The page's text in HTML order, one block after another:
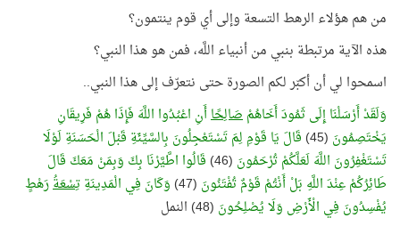
من هم هؤلاء الرهط التسعة وإلى أي قوم ينتمون؟
هذه الآية مرتبطة بنبي من أنبياء اللَّه، فمن هو هذا النبي؟
اسمحوا لي أن أكبّر لكم الصورة حتى نتعرّف إلى هذا النبي..
وَلَقَدْ أَرْسَلْنَا إِلَى ثَمُودَ أَخَاهُمْصَالِحًاأَنِ اعْبُدُوا اللَّهَ فَإِذَا هُمْ فَرِيقَانِ
يَخْتَصِمُونَ (45)
قَالَ يَا قَوْمِ لِمَ تَسْتَعْجِلُونَ بِالسَّيِّئَةِ قَبْلَ الْحَسَنَةِ لَوْلَا
تَسْتَغْفِرُونَ اللَّهَ لَعَلَّكُمْ تُرْحَمُونَ (46)
قَالُوا اطَّيَّرْنَا بِكَ وَبِمَنْ مَعَكَ قَالَ
طَائِرُكُمْ عِنْدَ اللَّهِ بَلْ أَنْتُمْ قَوْمٌ تُفْتَنُونَ (47) وَكَانَ فِي الْمَدِينَةِتِسْعَةُرَهْطٍ
يُفْسِدُونَ فِي الْأَرْضِ وَلَا يُصْلِحُونَ (48) النمل